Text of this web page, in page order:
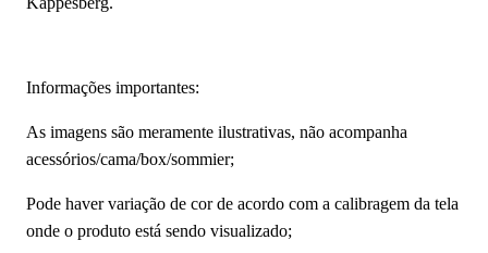
Informações importantes:
As imagens são meramente ilustrativas, não acompanha
acessórios/cama/box/sommier;
Pode haver variação de cor de acordo com a calibragem da tela
onde o produto está sendo visualizado;